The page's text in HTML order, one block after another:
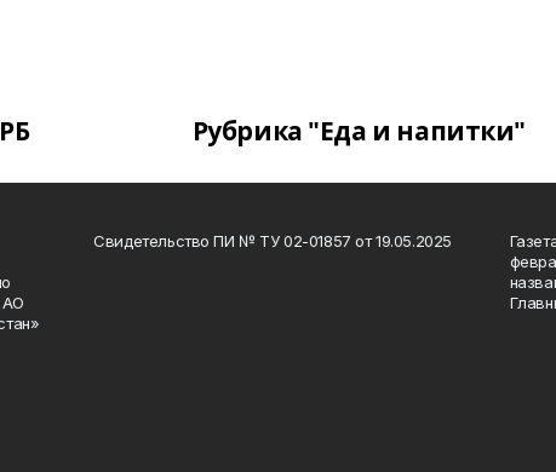
Рубрика "Еда и напитки"
АО
Свидетельство ПИ № ТУ 02-01857 от 19.05.2025